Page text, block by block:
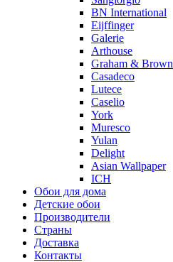
BN International
Eijffinger
Galerie
Arthouse
Graham & Brown
Casadeco
Lutece
Caselio
York
Muresco
Yulan
Delight
Asian Wallpaper
ICH
Обои для дома
Детские обои
Производители
Страны
Доставка
Контакты